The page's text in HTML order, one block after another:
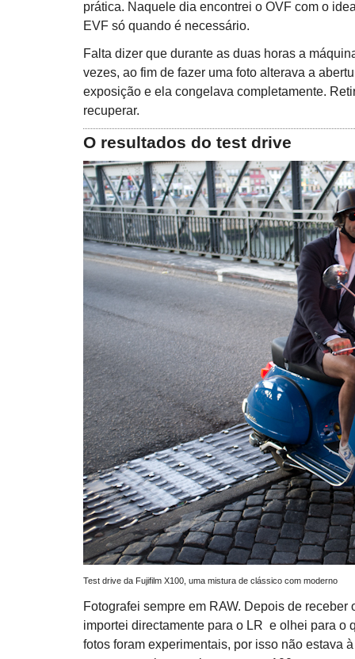
prática. Naquele dia encontrei o OVF com o
EVF só quando é necessário.
Falta dizer que durante as duas horas a
vezes, ao fim de fazer uma foto alterava a
exposição e ela congelava completamente.
recuperar.
O resultados do test drive
Test drive da Fujifilm X100, uma mistura de clássico com moderno
Fotografei sempre em RAW. Depois de receber
importei directamente para o LR e olhei para o
fotos foram experimentais, por isso não estava